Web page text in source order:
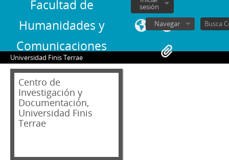
Facultad de
Humanidades y
Comunicaciones
sesión
Navegar
Universidad Finis Terrae
Centro de
Investigación y
Documentación,
Universidad Finis
Terrae